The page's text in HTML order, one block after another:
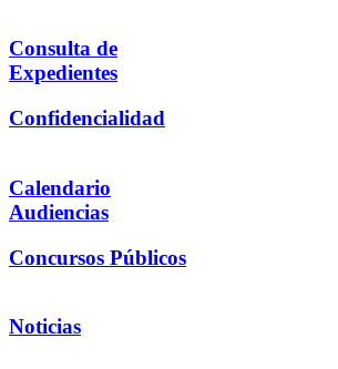
Consulta de
Expedientes
Confidencialidad
Calendario
Audiencias
Concursos Públicos
Noticias